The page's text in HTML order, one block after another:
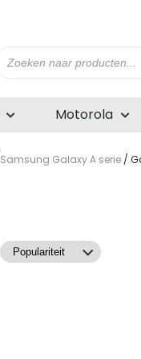
zoeken
Motorola
Samsung Galaxy A serie /